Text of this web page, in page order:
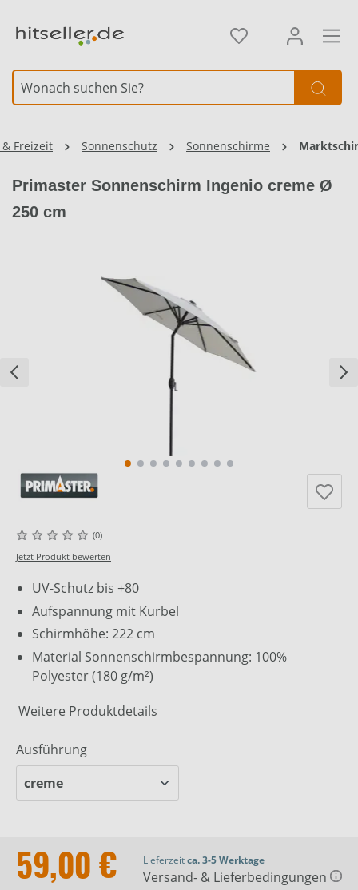
Freizeit Sonnenschutz Sonnenschirme
Primaster Sonnenschirm Ingenio creme Ø
250 cm
(0)
Jetzt Produkt bewerten
UV-Schutz bis +80
Aufspannung mit Kurbel
Schirmhöhe: 222 cm
Material Sonnenschirmbespannung: 100%
Polyester (180 g/m²)
Weitere Produktdetails
Ausführung
59,00 € Lieferzeitca. 3-5 Werktage
Versand- & Lieferbedingungen